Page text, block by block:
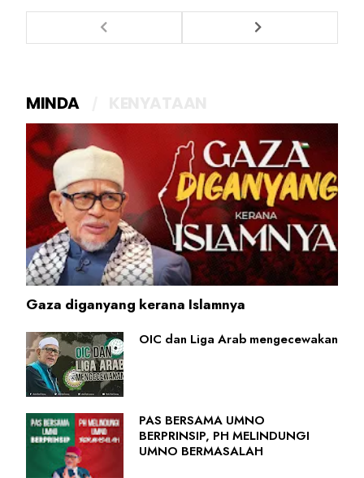
MINDA
Gaza diganyang kerana Islamnya
OIC dan Liga Arab mengecewakan
PAS BERSAMA UMNO
BERPRINSIP, PH MELINDUNGI
UMNO BERMASALAH